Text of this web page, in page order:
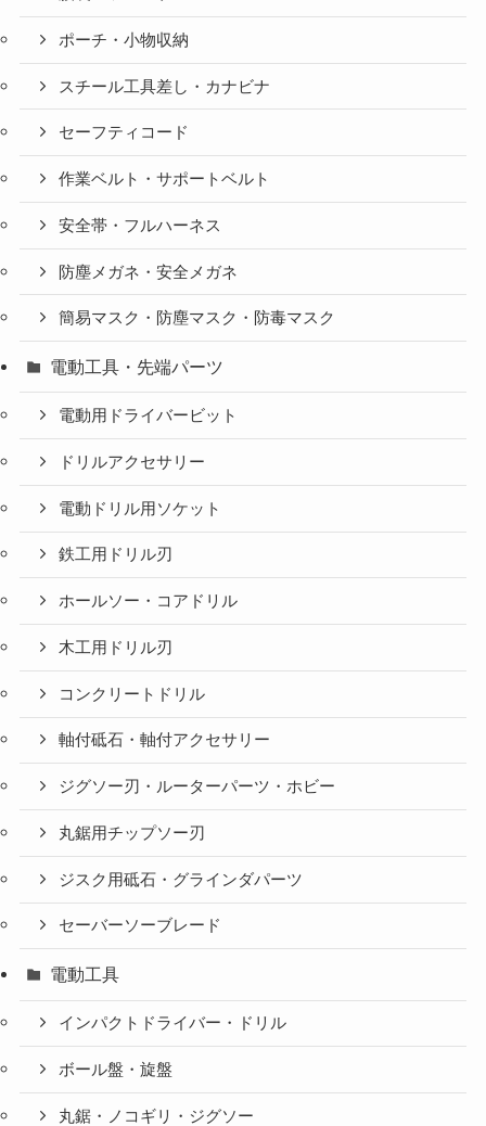
ポーチ・小物収納
スチール工具差し・カナビナ
セーフティコード
作業ベルト・サポートベルト
安全帯・フルハーネス
防塵メガネ・安全メガネ
簡易マスク・防塵マスク・防毒マスク
電動工具・先端パーツ
電動用ドライバービット
ドリルアクセサリー
電動ドリル用ソケット
鉄工用ドリル刃
ホールソー・コアドリル
木工用ドリル刃
コンクリートドリル
軸付砥石・軸付アクセサリー
ジグソー刃・ルーターパーツ・ホビー
丸鋸用チップソー刃
ジスク用砥石・グラインダパーツ
セーバーソーブレード
電動工具
インパクトドライバー・ドリル
ボール盤・旋盤
丸鋸・ノコギリ・ジグソー